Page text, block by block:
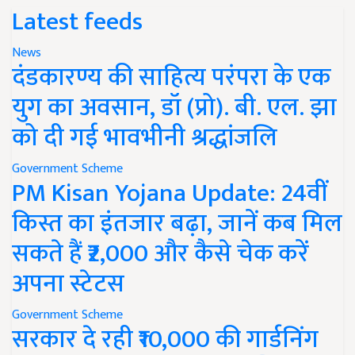
Latest feeds
News
दंडकारण्य की साहित्य परंपरा के एक
युग का अवसान, डॉ (प्रो). बी. एल. झा
को दी गई भावभीनी श्रद्धांजलि
Government Scheme
PM Kisan Yojana Update: 24वीं
किस्त का इंतजार बढ़ा, जानें कब मिल
सकते हैं ₹2,000 और कैसे चेक करें
अपना स्टेटस
Government Scheme
सरकार दे रही ₹10,000 की गार्डनिंग